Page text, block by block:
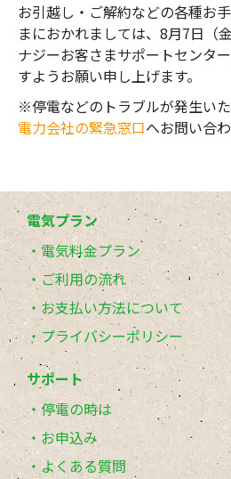
お引越し・ご解約などの各種お
まにおかれましては、8月7日（
ナジーお客さまサポートセンタ
すようお願い申し上げます。
※停電などのトラブルが発生い
電力会社の緊急窓口へお問い合
電気プラン
電気料金プラン
ご利用の流れ
お支払い方法について
プライバシーポリシー
サポート
停電の時は
お申込み
よくある質問